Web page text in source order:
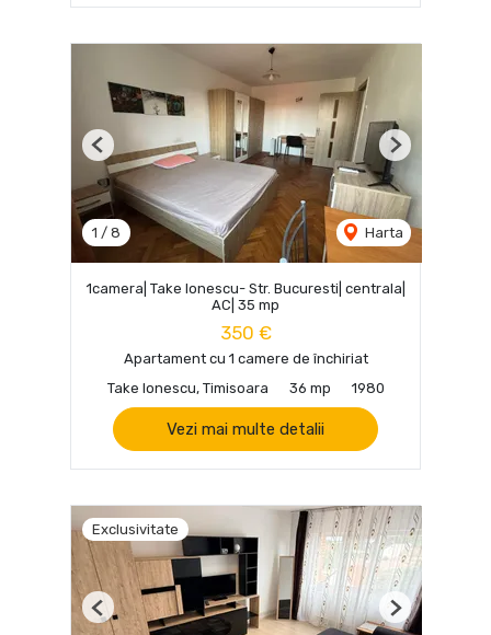
1 / 8 Harta
Previous Next
1camera| Take Ionescu- Str. Bucuresti| centrala|
AC| 35 mp
350 €
Apartament cu 1 camere de închiriat
Take Ionescu, Timisoara
36 mp 1980
Vezi mai multe detalii
Exclusivitate
Previous Next